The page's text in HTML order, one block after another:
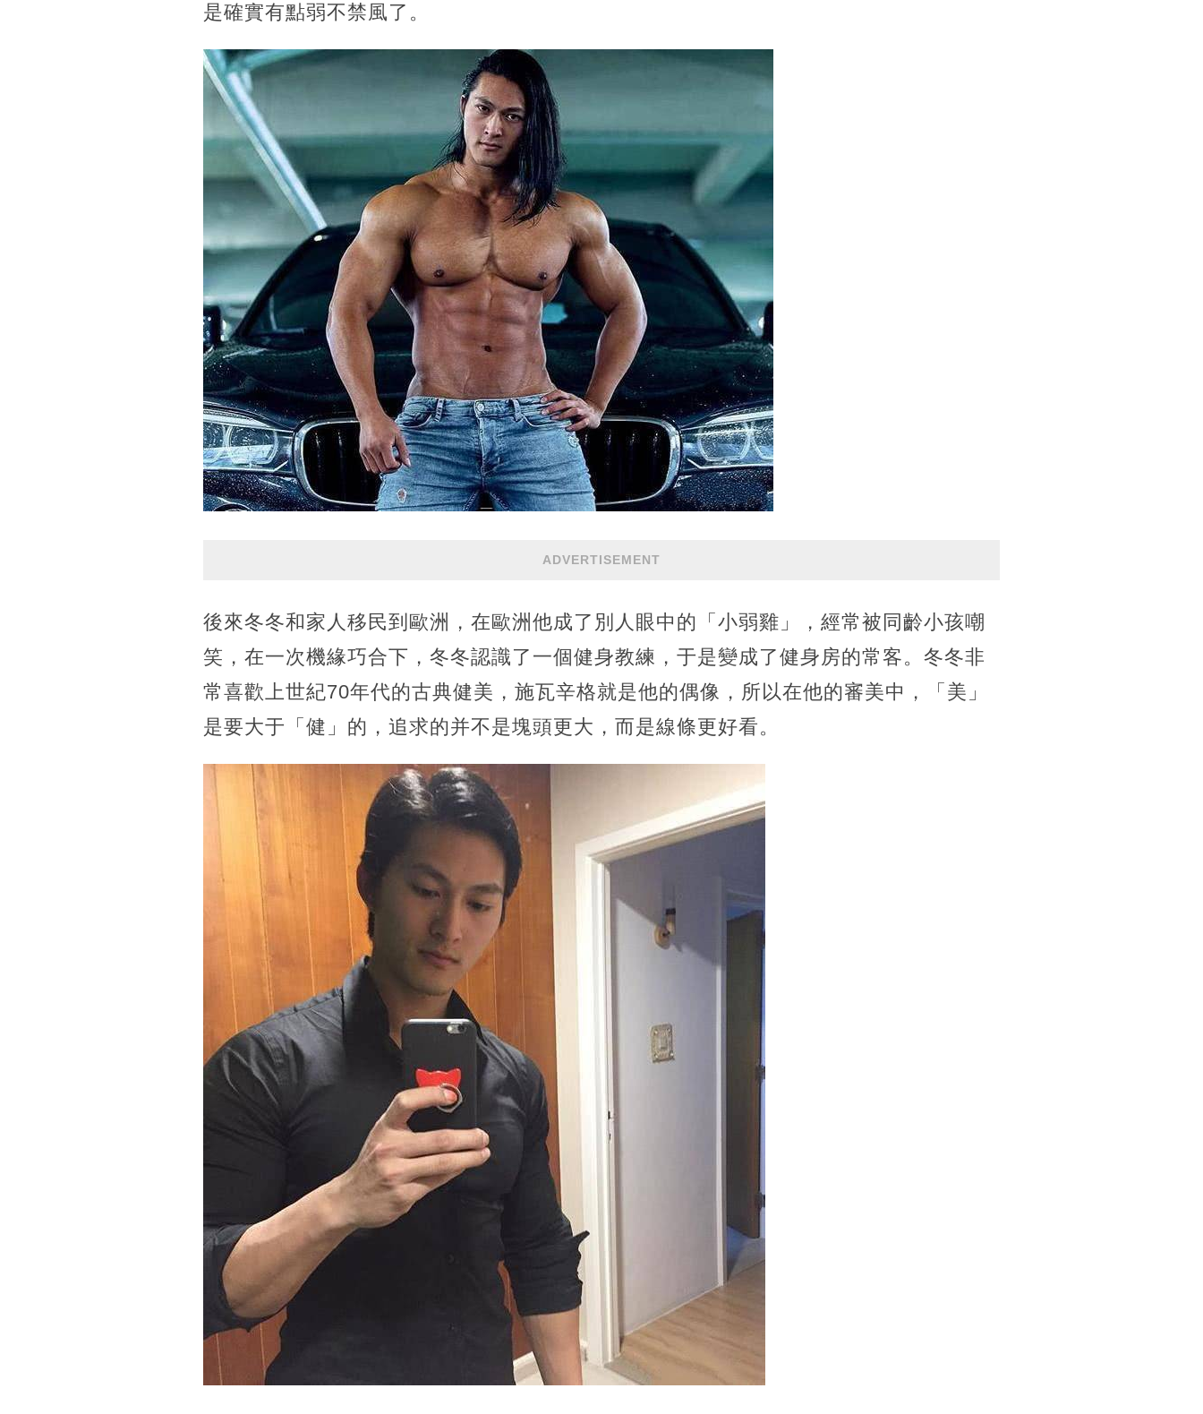
是確實有點弱不禁風了。
ADVERTISEMENT
後來冬冬和家人移民到歐洲，在歐洲他成了別人眼中的「小弱雞」，經常被同齡小孩嘲
笑，在一次機緣巧合下，冬冬認識了一個健身教練，于是變成了健身房的常客。冬冬非
常喜歡上世紀70年代的古典健美，施瓦辛格就是他的偶像，所以在他的審美中，「美」
是要大于「健」的，追求的并不是塊頭更大，而是線條更好看。